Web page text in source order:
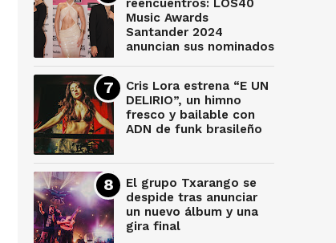
reencuentros: LOS40
Music Awards
Santander 2024
anuncian sus nominados
Cris Lora estrena “E UN
DELIRIO”, un himno
fresco y bailable con
ADN de funk brasileño
El grupo Txarango se
despide tras anunciar
un nuevo álbum y una
gira final